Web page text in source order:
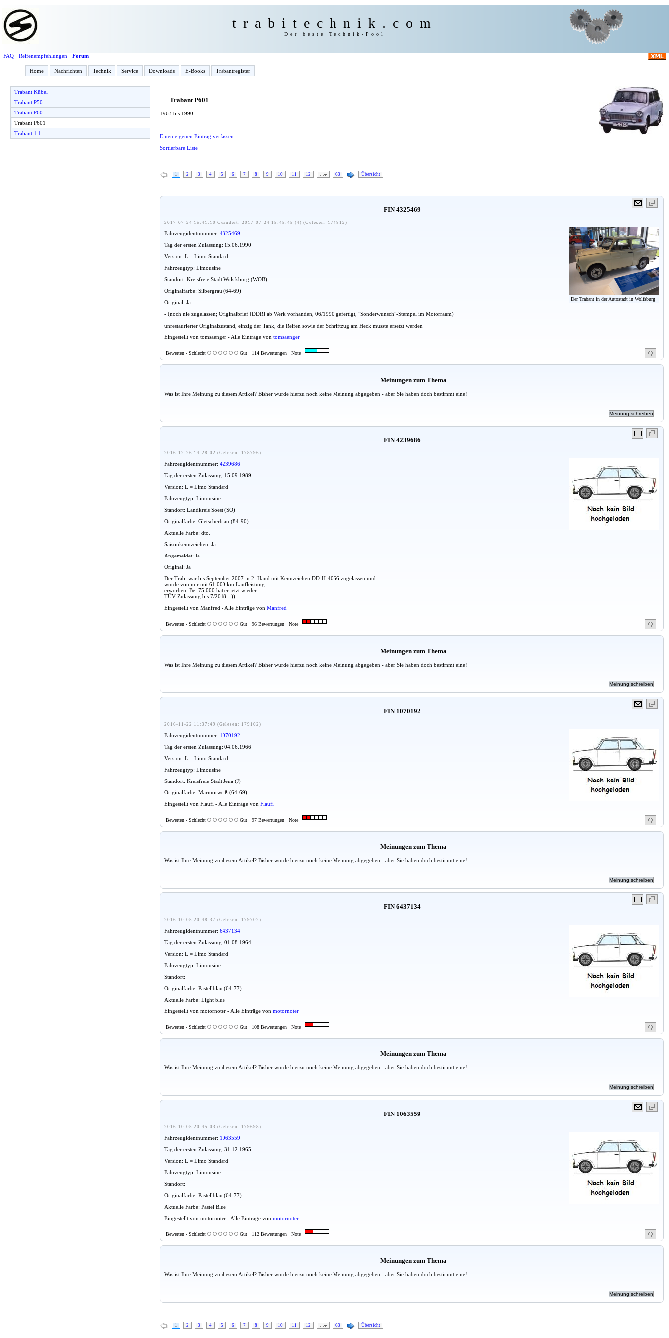
trabitechnik.com
Der beste Technik-Pool
FAQ· Reifenempfehlungen · Forum
Home Nachrichten Technik Service Downloads E-Books Trabantregister
Trabant Kübel
Trabant P50
Trabant P60
Trabant P601
Trabant 1.1
Trabant P601
1963 bis 1990
Einen eigenen Eintrag verfassen
Sortierbare Liste
1 2 3 4 5 6 7 8 9 10 11 12 63 Übersicht
FIN 4325469
2017-07-24 15:41:10 Geändert: 2017-07-24 15:45:45 (4) (Gelesen: 174812)
Der Trabant in der Autostadt in Wolfsburg
Fahrzeugidentnummer: 4325469
Tag der ersten Zulassung: 15.06.1990
Version: L = Limo Standard
Fahrzeugtyp: Limousine
Standort: Kreisfreie Stadt Wolsfsburg (WOB)
Originalfarbe: Silbergrau (64-69)
Original: Ja
- (noch nie zugelassen; Originalbrief [DDR] ab Werk vorhanden, 06/1990 gefertigt, "Sonderwunsch"-Stempel im Motorraum)
unrestaurierter Originalzustand, einzig der Tank, die Reifen sowie der Schriftzug am Heck musste ersetzt werden
Eingestellt von tomsaenger - Alle Einträge von tomsaenger
Bewerten - Schlecht Gut · 114 Bewertungen · Note
Meinungen zum Thema
Was ist Ihre Meinung zu diesem Artikel? Bisher wurde hierzu noch keine Meinung abgegeben - aber Sie haben doch bestimmt eine!
FIN 4239686
2016-12-26 14:28:02 (Gelesen: 178796)
Fahrzeugidentnummer: 4239686
Tag der ersten Zulassung: 15.09.1989
Version: L = Limo Standard
Fahrzeugtyp: Limousine
Standort: Landkreis Soest (SO)
Originalfarbe: Gletscherblau (84-90)
Aktuelle Farbe: dto.
Saisonkennzeichen: Ja
Angemeldet: Ja
Original: Ja
Der Trabi war bis September 2007 in 2. Hand mit Kennzeichen DD-H-4066 zugelassen und
wurde von mir mit 61.000 km Laufleistung
erworben. Bei 75.000 hat er jetzt wieder
TÜV-Zulassung bis 7/2018 :-))
Eingestellt von Manfred - Alle Einträge von Manfred
Bewerten - Schlecht Gut · 96 Bewertungen · Note
Meinungen zum Thema
Was ist Ihre Meinung zu diesem Artikel? Bisher wurde hierzu noch keine Meinung abgegeben - aber Sie haben doch bestimmt eine!
FIN 1070192
2016-11-22 11:37:49 (Gelesen: 179102)
Fahrzeugidentnummer: 1070192
Tag der ersten Zulassung: 04.06.1966
Version: L = Limo Standard
Fahrzeugtyp: Limousine
Standort: Kreisfreie Stadt Jena (J)
Originalfarbe: Marmorweiß (64-69)
Eingestellt von Flaufi - Alle Einträge von Flaufi
Bewerten - Schlecht Gut · 97 Bewertungen · Note
Meinungen zum Thema
Was ist Ihre Meinung zu diesem Artikel? Bisher wurde hierzu noch keine Meinung abgegeben - aber Sie haben doch bestimmt eine!
FIN 6437134
2016-10-05 20:48:37 (Gelesen: 179702)
Fahrzeugidentnummer: 6437134
Tag der ersten Zulassung: 01.08.1964
Version: L = Limo Standard
Fahrzeugtyp: Limousine
Standort:
Originalfarbe: Pastellblau (64-77)
Aktuelle Farbe: Light blue
Eingestellt von motornoter - Alle Einträge von motornoter
Bewerten - Schlecht Gut · 108 Bewertungen · Note
Meinungen zum Thema
Was ist Ihre Meinung zu diesem Artikel? Bisher wurde hierzu noch keine Meinung abgegeben - aber Sie haben doch bestimmt eine!
FIN 1063559
2016-10-05 20:45:03 (Gelesen: 179698)
Fahrzeugidentnummer: 1063559
Tag der ersten Zulassung: 31.12.1965
Version: L = Limo Standard
Fahrzeugtyp: Limousine
Standort:
Originalfarbe: Pastellblau (64-77)
Aktuelle Farbe: Pastel Blue
Eingestellt von motornoter - Alle Einträge von motornoter
Bewerten - Schlecht Gut · 112 Bewertungen · Note
Meinungen zum Thema
Was ist Ihre Meinung zu diesem Artikel? Bisher wurde hierzu noch keine Meinung abgegeben - aber Sie haben doch bestimmt eine!
1 2 3 4 5 6 7 8 9 10 11 12 63 Übersicht